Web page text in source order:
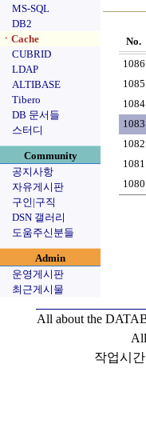
MS-SQL
DB2
ㆍCache
CUBRID
LDAP
ALTIBASE
Tibero
DB 문서들
스터디
Community
공지사항
자유게시판
구인|구직
DSN 갤러리
도움주신분들
Admin
운영게시판
최근게시물
No.
1086
1085
1084
1083
1082
1081
1080
All about the
작업시